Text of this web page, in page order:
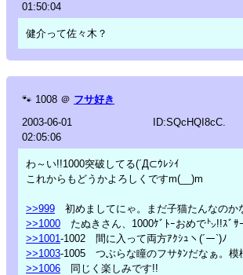
01:50:04
健介って佐々木？
🐾 1008 ＠ フサ好き
2003-06-01
02:05:06
ID:SQcHQI8cC.
わ～い!!1000突破してる(´Д⊂ｳﾚｼｲ
これからもどうかよろしくですm(__)m
>>999 初めましてにゃ。まだ子猫たんなのか
>>1000 たぬきさん、1000ｹﾞﾄｰおめで㌧!!ｽﾞｻ
>>1001-1002 間に入って両方ｱｸｼｭヽ(´ー`)ﾉ
>>1003-1005 つぶらな瞳のフサﾀﾝだなぁ。模
>>1006 同じく楽しみです!!